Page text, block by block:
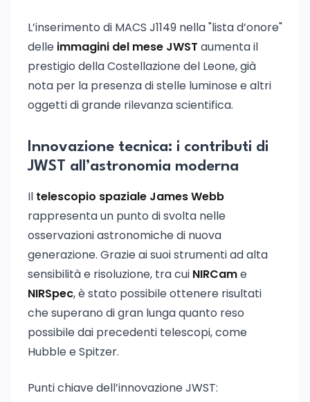
L’inserimento di MACS J1149 nella "lista d’onore"
delle immagini del mese JWST aumenta il
prestigio della Costellazione del Leone, già
nota per la presenza di stelle luminose e altri
oggetti di grande rilevanza scientifica.
Innovazione tecnica: i contributi di
JWST all’astronomia moderna
Il telescopio spaziale James Webb
rappresenta un punto di svolta nelle
osservazioni astronomiche di nuova
generazione. Grazie ai suoi strumenti ad alta
sensibilità e risoluzione, tra cui NIRCame
NIRSpec, è stato possibile ottenere risultati
che superano di gran lunga quanto reso
possibile dai precedenti telescopi, come
Hubble e Spitzer.
Punti chiave dell’innovazione JWST: